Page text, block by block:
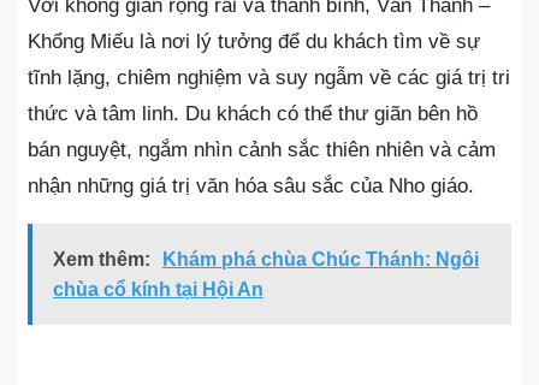
Với không gian rộng rãi và thanh bình, Văn Thánh –
Khổng Miếu là nơi lý tưởng để du khách tìm về sự
tĩnh lặng, chiêm nghiệm và suy ngẫm về các giá trị tri
thức và tâm linh. Du khách có thể thư giãn bên hồ
bán nguyệt, ngắm nhìn cảnh sắc thiên nhiên và cảm
nhận những giá trị văn hóa sâu sắc của Nho giáo.
Xem thêm:
Khám phá chùa Chúc Thánh: Ngôi
chùa cổ kính tại Hội An